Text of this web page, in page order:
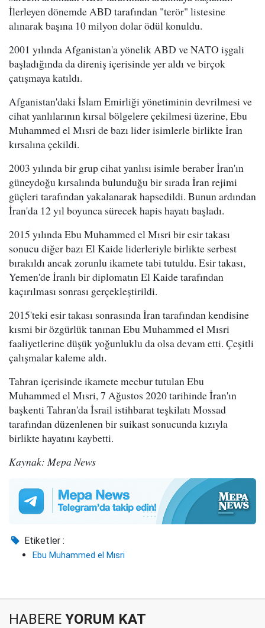
İlerleyen dönemde ABD tarafından "terör" listesine
alınarak başına 10 milyon dolar ödül konuldu.
2001 yılında Afganistan'a yönelik ABD ve NATO işgali
başladığında da direniş içerisinde yer aldı ve birçok
çatışmaya katıldı.
Afganistan'daki İslam Emirliği yönetiminin devrilmesi ve
cihat yanlılarının kırsal bölgelere çekilmesi üzerine, Ebu
Muhammed el Mısri de bazı lider isimlerle birlikte İran
kırsalına çekildi.
2003 yılında bir grup cihat yanlısı isimle beraber İran'ın
güneydoğu kırsalında bulunduğu bir sırada İran rejimi
güçleri tarafından yakalanarak hapsedildi. Bunun ardından
İran'da 12 yıl boyunca sürecek hapis hayatı başladı.
2015 yılında Ebu Muhammed el Mısri bir esir takası
sonucu diğer bazı El Kaide liderleriyle birlikte serbest
bırakıldı ancak zorunlu ikamete tabi tutuldu. Esir takası,
Yemen'de İranlı bir diplomatın El Kaide tarafından
kaçırılması sonrası gerçekleştirildi.
2015'teki esir takası sonrasında İran tarafından kendisine
kısmi bir özgürlük tanınan Ebu Muhammed el Mısri
faaliyetlerine düşük yoğunluklu da olsa devam etti. Çeşitli
çalışmalar kaleme aldı.
Tahran içerisinde ikamete mecbur tutulan Ebu
Muhammed el Mısri, 7 Ağustos 2020 tarihinde İran'ın
başkenti Tahran'da İsrail istihbarat teşkilatı Mossad
tarafından düzenlenen bir suikast sonucunda kızıyla
birlikte hayatını kaybetti.
Kaynak: Mepa News
Etiketler :
Ebu Muhammed el Mısri
HABERE YORUM KAT